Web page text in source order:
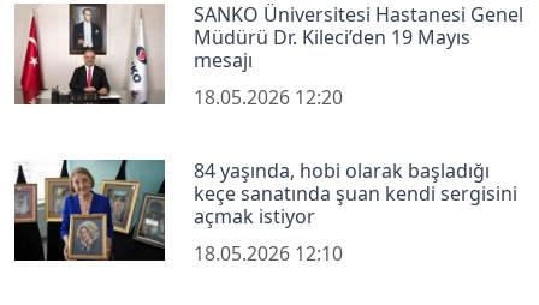
SANKO Üniversitesi Hastanesi Genel
Müdürü Dr. Kileci’den 19 Mayıs
mesajı
18.05.2026 12:20
84 yaşında, hobi olarak başladığı
keçe sanatında şuan kendi sergisini
açmak istiyor
18.05.2026 12:10